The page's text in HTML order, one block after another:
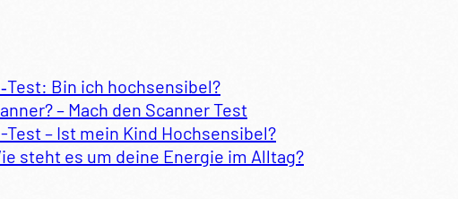
Bin ich hochsensibel?
– Mach den Scanner Test
– Ist mein Kind Hochsensibel?
steht es um deine Energie im Alltag?